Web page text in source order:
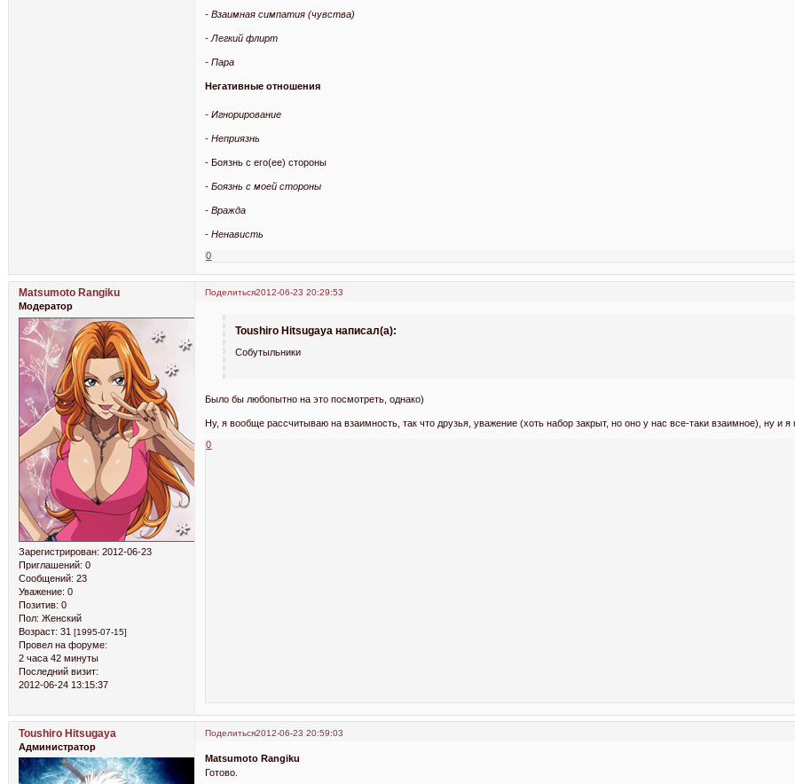
- Взаимная симпатия (чувства)
- Легкий флирт
- Пара
Негативные отношения
- Игнорирование
- Неприязнь
- Боязнь с его(ее) стороны
- Боязнь с моей стороны
- Вражда
- Ненависть
0
Поделиться2012-06-23 20:29:53
Matsumoto Rangiku
Модератор
Зарегистрирован: 2012-06-23
Приглашений: 0
Сообщений: 23
Уважение: 0
Позитив: 0
Пол: Женский
Возраст: 31[1995-07-15]
Провел на форуме:
2 часа 42 минуты
Последний визит:
2012-06-24 13:15:37
Toushiro Hitsugaya написал(а):
Собутыльники
Было бы любопытно на это посмотреть, однако)
Ну, я вообще рассчитываю на взаимность, так что друзья, уважение (хоть набор закрыт, но оно у нас все-таки взаимное), ну
0
Поделиться2012-06-23 20:59:03
Toushiro Hitsugaya
Администратор
Matsumoto Rangiku
Готово.